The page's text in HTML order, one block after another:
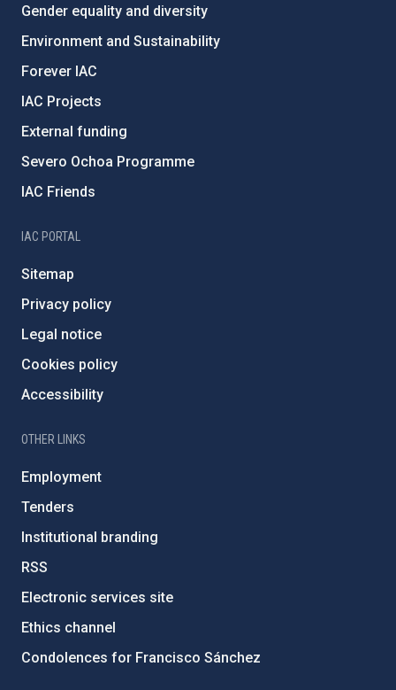
Gender equality and diversity
Environment and Sustainability
Forever IAC
IAC Projects
External funding
Severo Ochoa Programme
IAC Friends
IAC PORTAL
Sitemap
Privacy policy
Legal notice
Cookies policy
Accessibility
OTHER LINKS
Employment
Tenders
Institutional branding
RSS
Electronic services site
Ethics channel
Condolences for Francisco Sánchez